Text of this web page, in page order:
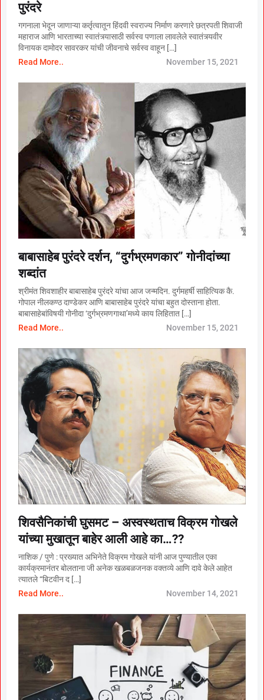
पुरंदरे
गगनाला भेदून जाणाऱ्या कर्तृत्वातून हिंदवी स्वराज्य निर्माण करणारे छत्रपती शिवाजी
महाराज आणि भारताच्या स्वातंत्र्यासाठी सर्वस्व पणाला लावलेले स्वातंत्र्यवीर
विनायक दामोदर सावरकर यांची जीवनाचे सर्वस्व वाहून […]
Read More..
November 15, 2021
बाबासाहेब पुरंदरे दर्शन, “दुर्गभ्रमणकार” गोनीदांच्या
शब्दांत
श्रीमंत शिवशाहीर बाबासाहेब पुरंदरे यांचा आज जन्मदिन. दुर्गमहर्षी साहित्यिक कै.
गोपाल नीलकण्ठ दाण्डेकर आणि बाबासाहेब पुरंदरे यांचा बहुत दोस्ताना होता.
बाबासाहेबांविषयी गोनीदा ‘दुर्गभ्रमणगाथा’मध्ये काय लिहितात […]
Read More..
November 15, 2021
शिवसैनिकांची घुसमट – अस्वस्थताच विक्रम गोखले
यांच्या मुखातून बाहेर आली आहे का…??
नाशिक / पुणे : प्रख्यात अभिनेते विक्रम गोखले यांनी आज पुण्यातील एका
कार्यक्रमानंतर बोलताना जी अनेक खळबळजनक वक्तव्ये आणि दावे केले आहेत
त्यातले “बिटवीन द […]
Read More..
November 14, 2021